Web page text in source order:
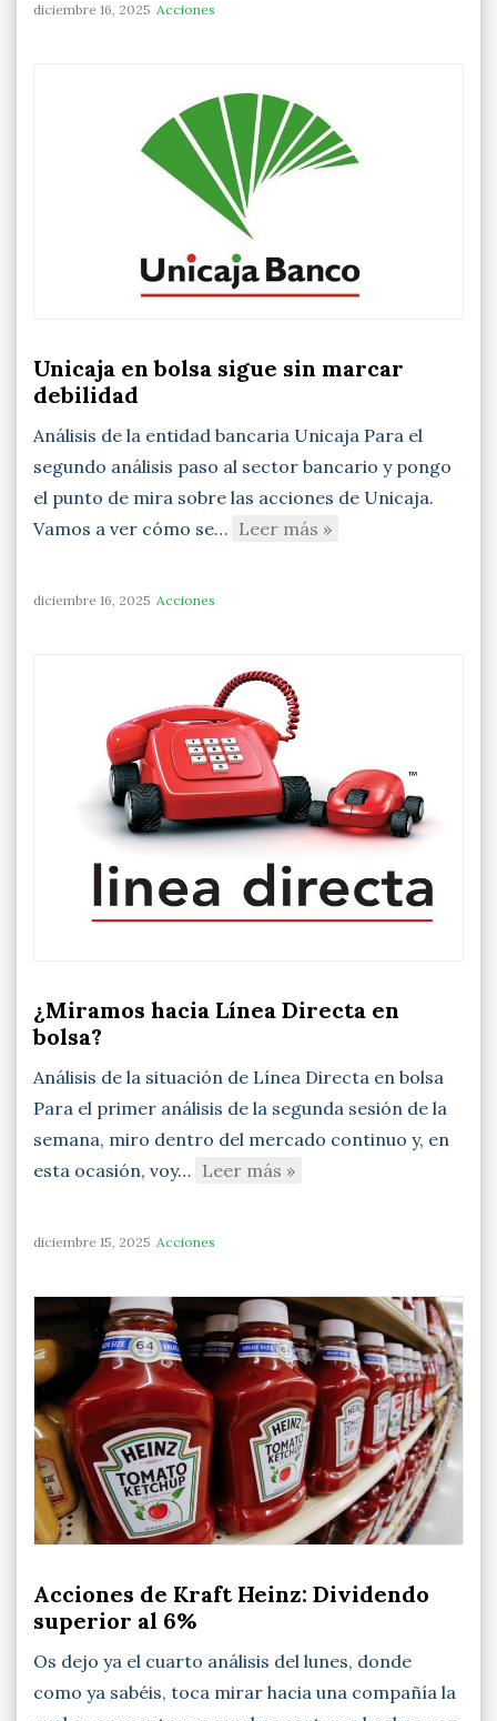
diciembre 16, 2025 Acciones
Unicaja en bolsa sigue sin marcar
debilidad
Análisis de la entidad bancaria Unicaja Para el
segundo análisis paso al sector bancario y pongo
el punto de mira sobre las acciones de Unicaja.
Vamos a ver cómo se… Leer más »
diciembre 16, 2025 Acciones
¿Miramos hacia Línea Directa en
bolsa?
Análisis de la situación de Línea Directa en bolsa
Para el primer análisis de la segunda sesión de la
semana, miro dentro del mercado continuo y, en
esta ocasión, voy… Leer más »
diciembre 15, 2025 Acciones
Acciones de Kraft Heinz: Dividendo
superior al 6%
Os dejo ya el cuarto análisis del lunes, donde
como ya sabéis, toca mirar hacia una compañía la